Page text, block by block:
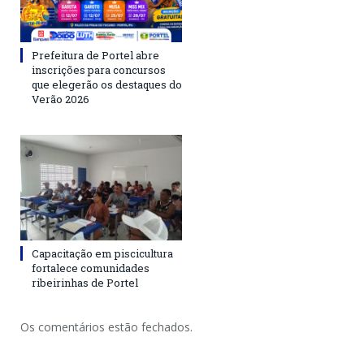
Prefeitura de Portel abre
inscrições para concursos
que elegerão os destaques do
Verão 2026
Capacitação em piscicultura
fortalece comunidades
ribeirinhas de Portel
Os comentários estão fechados.